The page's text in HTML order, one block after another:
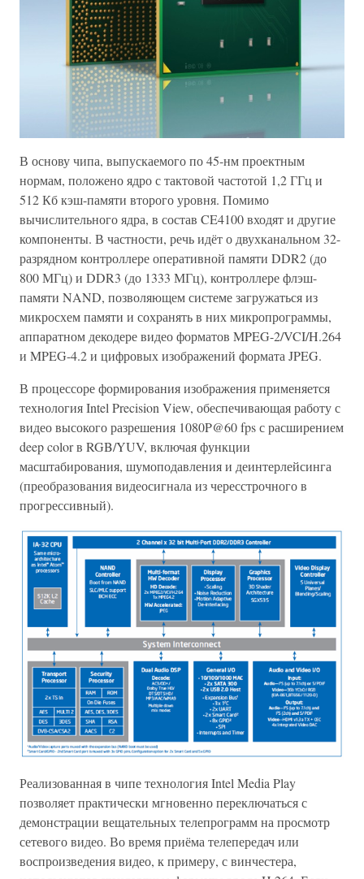
В основу чипа, выпускаемого по 45-нм проектным
нормам, положено ядро с тактовой частотой 1,2 ГГц и
512 Кб кэш-памяти второго уровня. Помимо
вычислительного ядра, в состав CE4100 входят и другие
компоненты. В частности, речь идёт о двухканальном 32-
разрядном контроллере оперативной памяти DDR2 (до
800 МГц) и DDR3 (до 1333 МГц), контроллере флэш-
памяти NAND, позволяющем системе загружаться из
микросхем памяти и сохранять в них микропрограммы,
аппаратном декодере видео форматов MPEG-2/VCI/H.264
и MPEG-4.2 и цифровых изображений формата JPEG.
В процессоре формирования изображения применяется
технология Intel Precision View, обеспечивающая работу с
видео высокого разрешения 1080P@60 fps с расширением
deep color в RGB/YUV, включая функции
масштабирования, шумоподавления и деинтерлейсинга
(преобразования видеосигнала из чересстрочного в
прогрессивный).
Реализованная в чипе технология Intel Media Play
позволяет практически мгновенно переключаться с
демонстрации вещательных телепрограмм на просмотр
сетевого видео. Во время приёма телепередач или
воспроизведения видео, к примеру, с винчестера,